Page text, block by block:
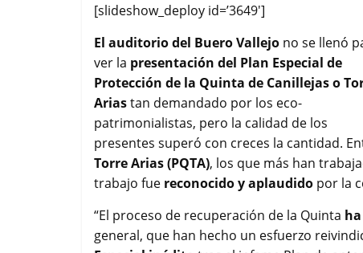
[slideshow_deploy id=’3649′]
El auditorio del Buero Vallejo no se llenó
ver la presentación del Plan Especial de
Protección de la Quinta de Canillejas o
Ariastan demandado por los eco-
patrimonialistas, pero la calidad de los
presentes superó con creces la cantidad.
Torre Arias (PQTA), los que más han
trabajo fue reconocido y aplaudido por la
“El proceso de recuperación de la Quinta
general, que han hecho un esfuerzo